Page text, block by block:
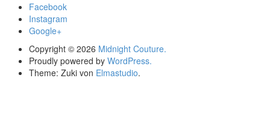
Facebook
Instagram
Google+
Copyright © 2026 Midnight Couture.
Proudly powered by WordPress.
Theme: Zuki von Elmastudio.